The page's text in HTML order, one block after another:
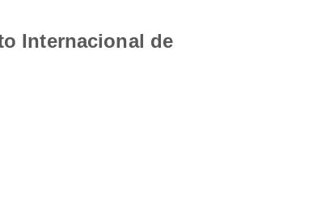
Internacional de